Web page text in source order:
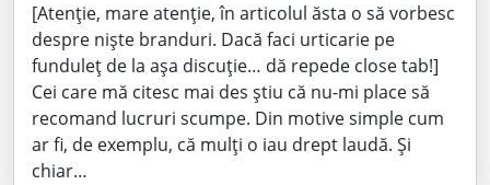
[Atenție, mare atenție, în articolul ăsta o să vorbesc
despre niște branduri. Dacă faci urticarie pe
funduleț de la așa discuție… dă repede close tab!]
Cei care mă citesc mai des știu că nu-mi place să
recomand lucruri scumpe. Din motive simple cum
ar fi, de exemplu, că mulți o iau drept laudă. Și
chiar…